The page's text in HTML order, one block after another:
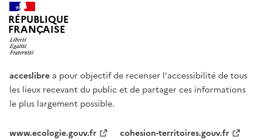
RÉPUBLIQUE
FRANÇAISE
acceslibre a pour objectif de recenser l'accessibilité de tous
les lieux recevant du public et de partager ces informations
le plus largement possible.
www.ecologie.gouv.fr
cohesion-territoires.gouv.fr